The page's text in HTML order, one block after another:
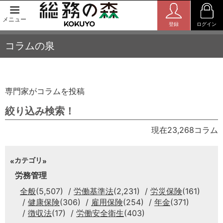
メニュー
登録 ログイン
コラムの泉
専門家がコラムを投稿
絞り込み検索！
現在23,268コラム
カテゴリ
労務管理
全般(5,507) 労働基準法(2,231) 労災保険(161)
健康保険(306) 雇用保険(254) 年金(371)
徴収法(17) 労働安全衛生(403)